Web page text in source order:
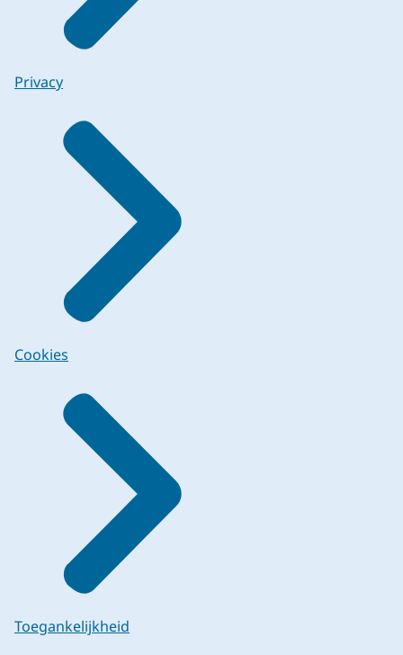
Privacy
Cookies
Toegankelijkheid